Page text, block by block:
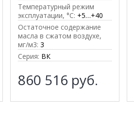
Температурный режим
эксплуатации, °C: +5…+40
Остаточное содержание
масла в сжатом воздухе,
мг/м3: 3
Серия: ВК
860 516 руб.